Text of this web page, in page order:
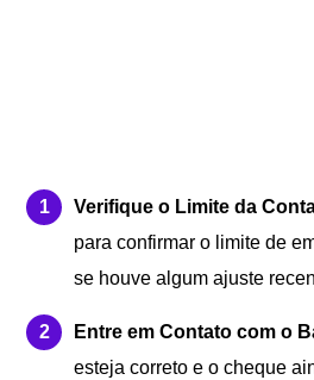
Verifique o Limite da
para confirmar o limite de
se houve algum ajuste
Entre em Contato com o
esteja correto e o cheque